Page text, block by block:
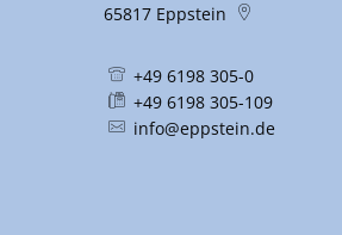
65817 Eppstein
+49 6198 305-0
+49 6198 305-109
info@eppstein.de